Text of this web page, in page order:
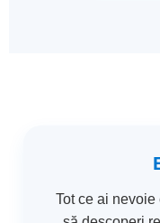
Tot ce ai